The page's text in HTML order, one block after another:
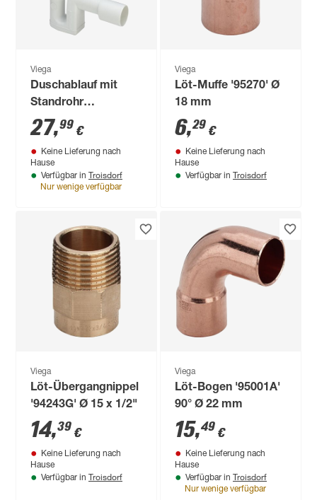
Viega
Duschablauf mit
Standrohr
waagrecht 70 x 120
mm verchromt
27,99 €
Keine Lieferung nach
Hause
Verfügbar in Troisdorf
Nur wenige verfügbar
Viega
Löt-Muffe '95270' Ø
18 mm
6,29 €
Keine Lieferung nach
Hause
Verfügbar in Troisdorf
Viega
Löt-Übergangnippel
'94243G' Ø 15 x 1/2"
14,39 €
Keine Lieferung nach
Hause
Verfügbar in Troisdorf
Viega
Löt-Bogen '95001A'
90° Ø 22 mm
15,49 €
Keine Lieferung nach
Hause
Verfügbar in Troisdorf
Nur wenige verfügbar